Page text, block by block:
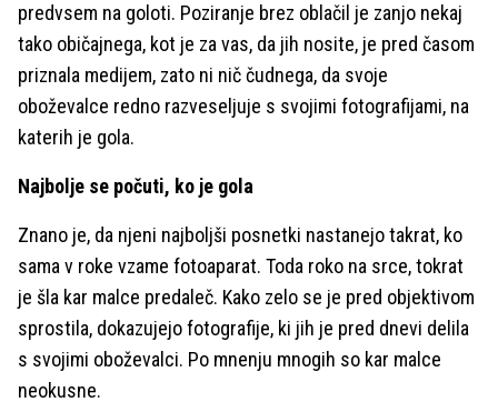
predvsem na goloti. Poziranje brez oblačil je zanjo nekaj
tako običajnega, kot je za vas, da jih nosite, je pred časom
priznala medijem, zato ni nič čudnega, da svoje
oboževalce redno razveseljuje s svojimi fotografijami, na
katerih je gola.
Najbolje se počuti, ko je gola
Znano je, da njeni najboljši posnetki nastanejo takrat, ko
sama v roke vzame fotoaparat. Toda roko na srce, tokrat
je šla kar malce predaleč. Kako zelo se je pred objektivom
sprostila, dokazujejo fotografije, ki jih je pred dnevi delila
s svojimi oboževalci. Po mnenju mnogih so kar malce
neokusne.